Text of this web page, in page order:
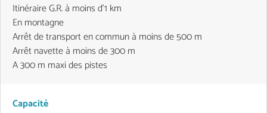
Itinéraire G.R. à moins d'1 km
En montagne
Arrêt de transport en commun à moins de 500 m
Arrêt navette à moins de 300 m
A 300 m maxi des pistes
Capacité